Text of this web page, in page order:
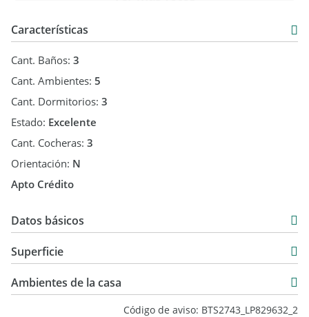
Características
Cant. Baños: 3
Cant. Ambientes: 5
Cant. Dormitorios: 3
Estado: Excelente
Cant. Cocheras: 3
Orientación: N
Apto Crédito
Datos básicos
USD 190.000
Superficie
120 m2
Ambientes de la casa
Código de aviso: BTS2743_LP829632_2